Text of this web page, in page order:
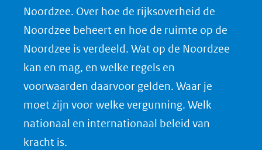
Noordzee. Over hoe de rijksoverheid de
Noordzee beheert en hoe de ruimte op de
Noordzee is verdeeld. Wat op de Noordzee
kan en mag, en welke regels en
voorwaarden daarvoor gelden. Waar je
moet zijn voor welke vergunning. Welk
nationaal en internationaal beleid van
kracht is.